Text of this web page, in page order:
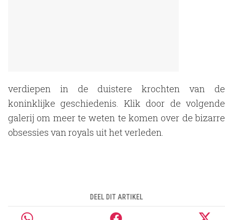
verdiepen in de duistere krochten van de
koninklijke geschiedenis. Klik door de volgende
galerij om meer te weten te komen over de bizarre
obsessies van royals uit het verleden.
DEEL DIT ARTIKEL